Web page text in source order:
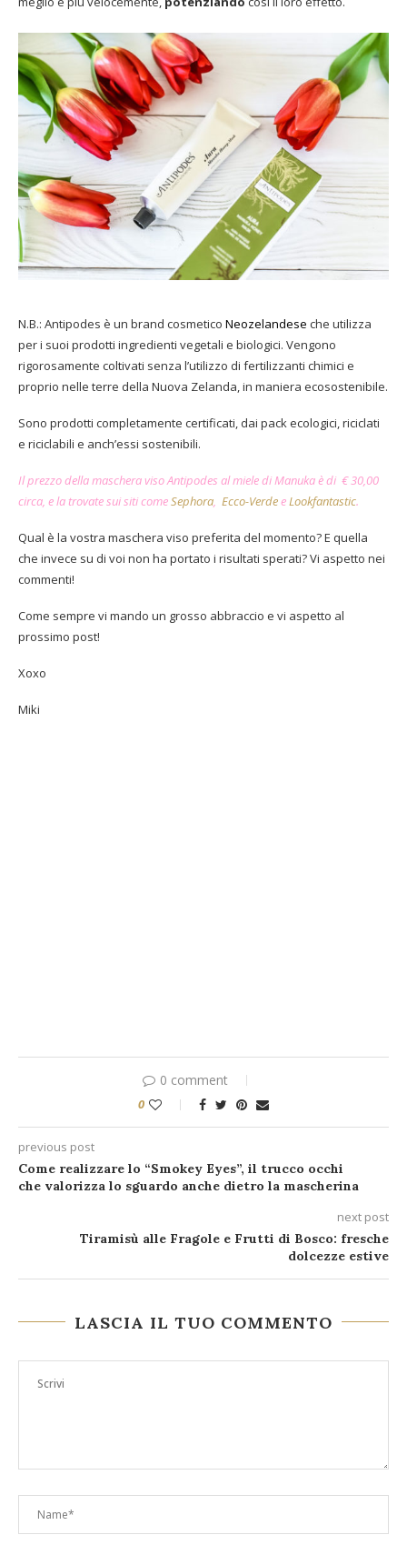
N.B.: Antipodes è un brand cosmetico Neozelandese che utilizza
per i suoi prodotti ingredienti vegetali e biologici. Vengono
rigorosamente coltivati senza l’utilizzo di fertilizzanti chimici e
proprio nelle terre della Nuova Zelanda, in maniera ecosostenibile.
Sono prodotti completamente certificati, dai pack ecologici, riciclati
e riciclabili e anch’essi sostenibili.
Il prezzo della maschera viso Antipodes al miele di Manuka è di € 30,00
circa, e la trovate sui siti comeSephora Ecco-Verdee Lookfantastic.
Qual è la vostra maschera viso preferita del momento? E quella
che invece su di voi non ha portato i risultati sperati? Vi aspetto nei
commenti!
Come sempre vi mando un grosso abbraccio e vi aspetto al
prossimo post!
Xoxo
Miki
0 comment
0
previous post
Come realizzare lo “Smokey Eyes”, il trucco occhi
che valorizza lo sguardo anche dietro la mascherina
next post
Tiramisù alle Fragole e Frutti di Bosco: fresche
dolcezze estive
LASCIA IL TUO COMMENTO